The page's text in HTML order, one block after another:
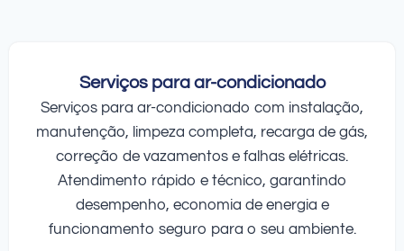
Serviços para ar-condicionado
Serviços para ar-condicionado com instalação,
manutenção, limpeza completa, recarga de gás,
correção de vazamentos e falhas elétricas.
Atendimento rápido e técnico, garantindo
desempenho, economia de energia e
funcionamento seguro para o seu ambiente.